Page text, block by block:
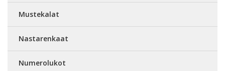
Mustekalat
Nastarenkaat
Numerolukot